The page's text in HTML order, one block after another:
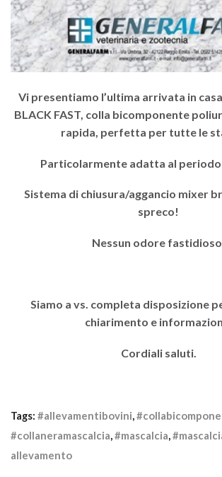
Vi presentiamo l’ultima arrivata in
BLACK FAST, colla bicomponente
rapida, perfetta per tutte le
Particolarmente adatta al
Sistema di chiusura/aggancio mixer
spreco!
Nessun odore
Siamo a vs. completa disposizione
chiarimento e
Cordiali saluti.
Tags: #allevamentibovini,
#collaneramascalcia,#mascalcia,
allevamento